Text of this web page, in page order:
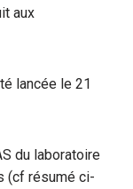
aux
lancée le 21
du laboratoire
(cf résumé ci-